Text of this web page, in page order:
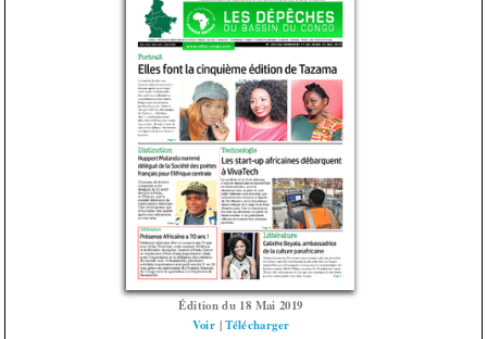
Édition du 18 Mai 2019
Voir |Télécharger